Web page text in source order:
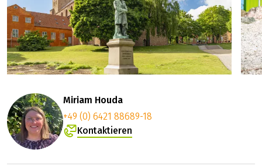
Miriam Houda
+49 (0) 6421 88689-18
Kontaktieren